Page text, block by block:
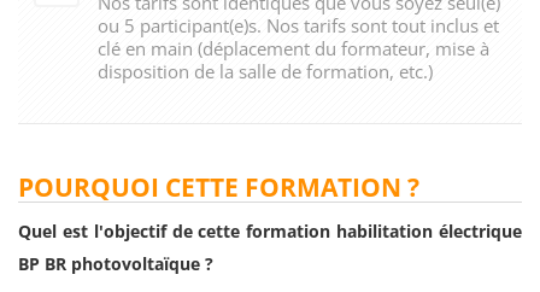
ou 5 participant(e)s. Nos tarifs sont tout inclus et
clé en main (déplacement du formateur, mise à
disposition de la salle de formation, etc.)
POURQUOI CETTE FORMATION ?
Quel est l'objectif de cette formation habilitation électrique
BP BR photovoltaïque ?